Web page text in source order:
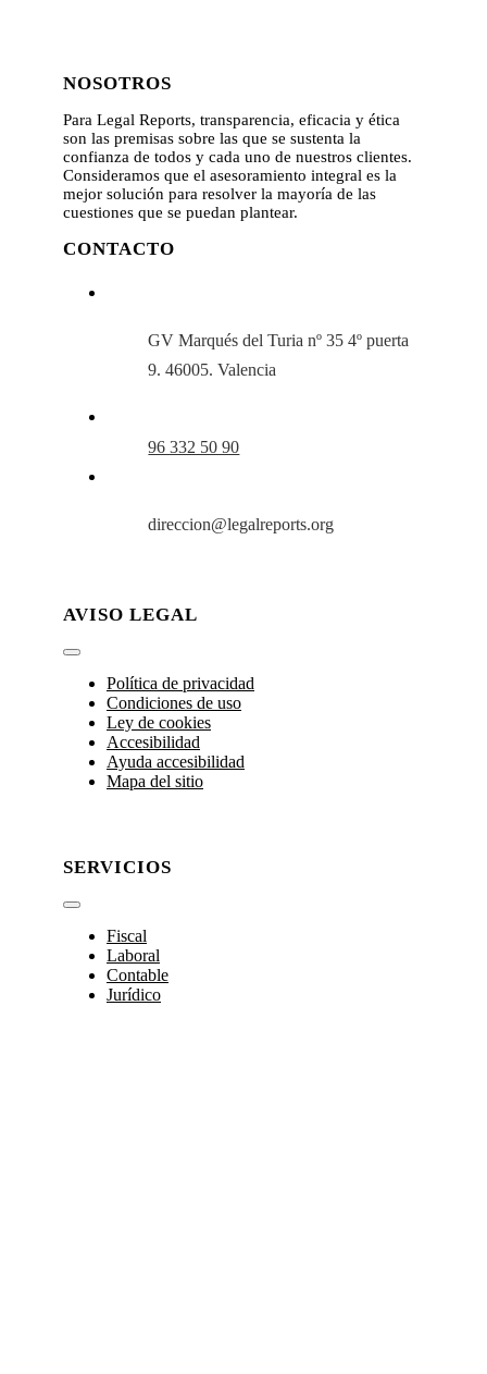
NOSOTROS
Para Legal Reports, transparencia, eficacia y ética
son las premisas sobre las que se sustenta la
confianza de todos y cada uno de nuestros clientes.
Consideramos que el asesoramiento integral es la
mejor solución para resolver la mayoría de las
cuestiones que se puedan plantear.
CONTACTO
GV Marqués del Turia nº 35 4º puerta
9. 46005. Valencia
96 332 50 90
direccion@legalreports.org
AVISO LEGAL
Toggle
NavigationPolítica de privacidad
Condiciones de uso
Ley de cookies
Accesibilidad
Ayuda accesibilidad
Mapa del sitio
SERVICIOS
Toggle
Navigation
Fiscal
Laboral
Contable
Jurídico